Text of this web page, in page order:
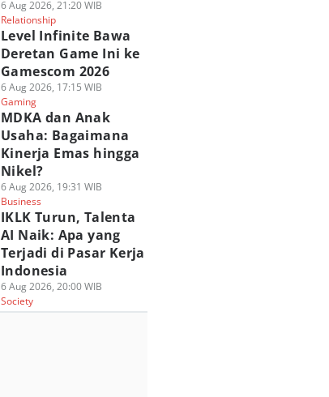
6 Aug 2026, 21:20 WIB
Relationship
Level Infinite Bawa
Deretan Game Ini ke
Gamescom 2026
6 Aug 2026, 17:15 WIB
Gaming
MDKA dan Anak
Usaha: Bagaimana
Kinerja Emas hingga
Nikel?
6 Aug 2026, 19:31 WIB
Business
IKLK Turun, Talenta
AI Naik: Apa yang
Terjadi di Pasar Kerja
Indonesia
6 Aug 2026, 20:00 WIB
Society